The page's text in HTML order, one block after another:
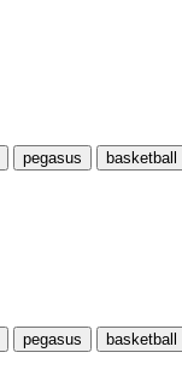
pegasus basketball
pegasus basketball